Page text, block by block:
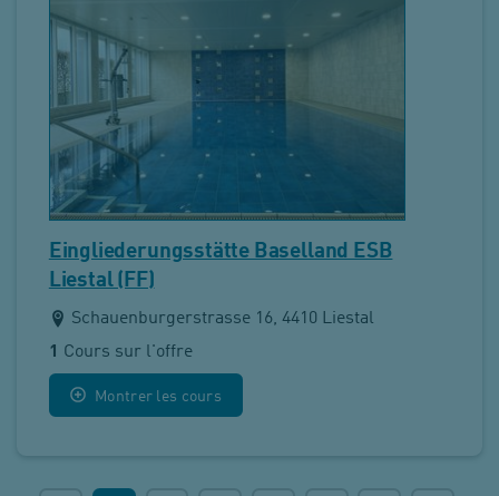
Eingliederungsstätte Baselland ESB
Liestal (FF)
Schauenburgerstrasse 16, 4410 Liestal
1
Cours sur l'offre
Montrer les cours